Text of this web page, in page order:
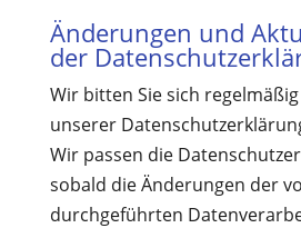
Änderungen und
der
Wir bitten Sie sich
unserer
Wir passen die
sobald die Änderungen der
durchgeführten